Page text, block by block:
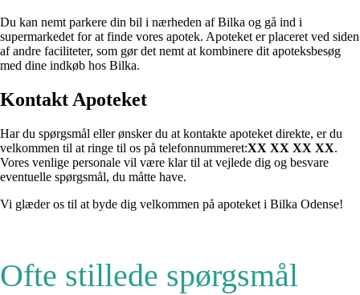
Du kan nemt parkere din bil i nærheden af Bilka og gå ind i
supermarkedet for at finde vores apotek. Apoteket er placeret ved siden
af andre faciliteter, som gør det nemt at kombinere dit apoteksbesøg
med dine indkøb hos Bilka.
Kontakt Apoteket
Har du spørgsmål eller ønsker du at kontakte apoteket direkte, er du
velkommen til at ringe til os på telefonnummeret:XX XX XX XX.
Vores venlige personale vil være klar til at vejlede dig og besvare
eventuelle spørgsmål, du måtte have.
Vi glæder os til at byde dig velkommen på apoteket i Bilka Odense!
Ofte stillede spørgsmål